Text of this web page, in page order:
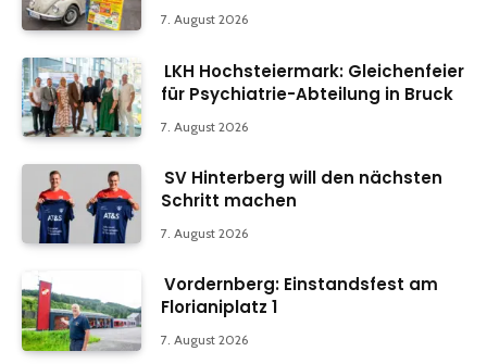
7. August 2026
LKH Hochsteiermark: Gleichenfeier
für Psychiatrie-Abteilung in Bruck
7. August 2026
SV Hinterberg will den nächsten
Schritt machen
7. August 2026
Vordernberg: Einstandsfest am
Florianiplatz 1
7. August 2026